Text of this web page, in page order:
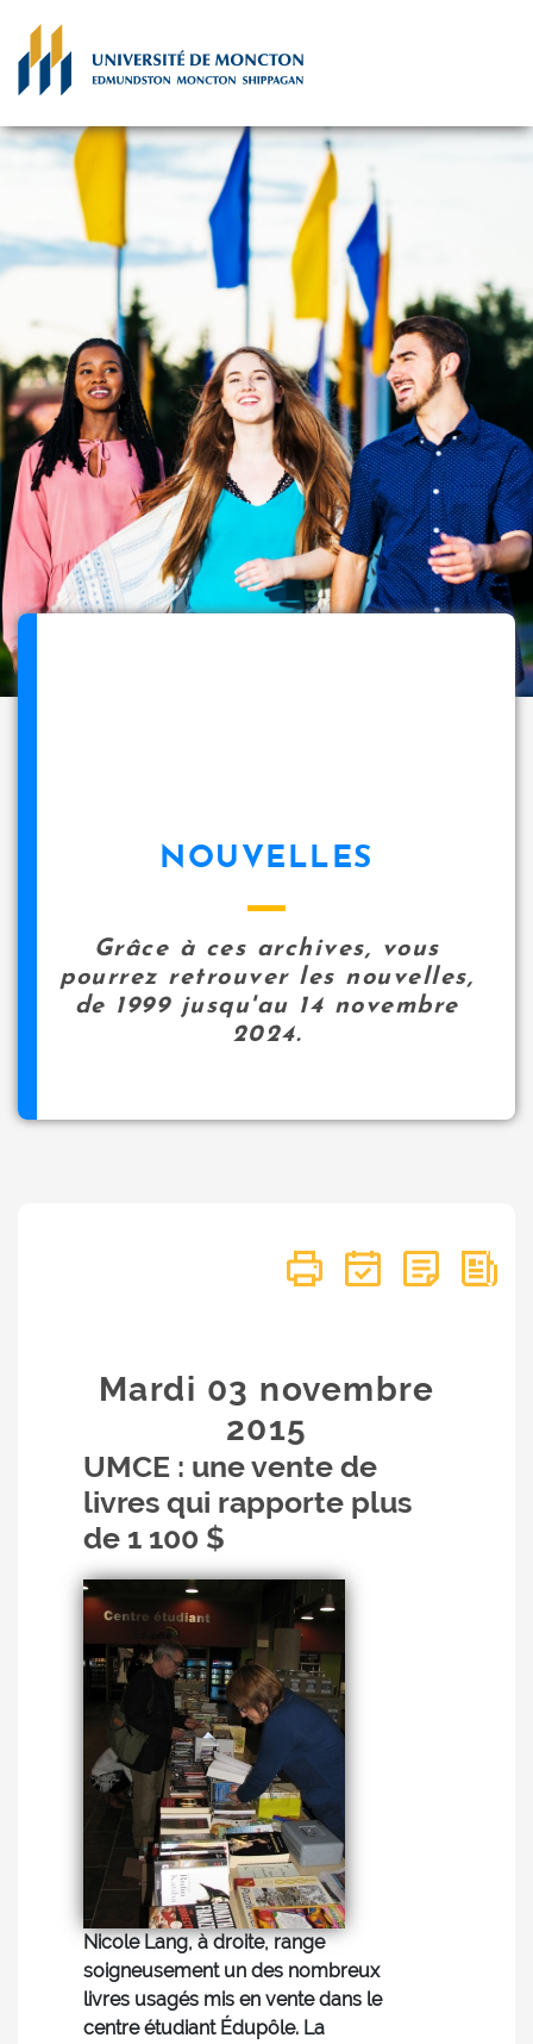
NOUVELLES
Grâce à ces archives, vous
pourrez retrouver les nouvelles,
de 1999 jusqu'au 14 novembre
2024.
Mardi 03 novembre
2015
UMCE : une vente de
livres qui rapporte plus
de 1 100 $
Nicole Lang, à droite, range
soigneusement un des nombreux
livres usagés mis en vente dans le
centre étudiant Édupôle. La